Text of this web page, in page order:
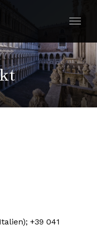
+39 041